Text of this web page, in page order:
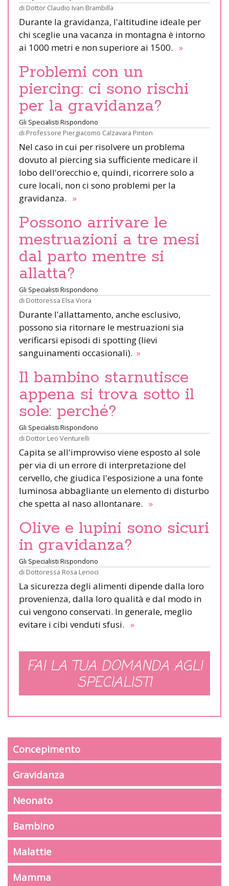
di Dottor Claudio Ivan Brambilla
Durante la gravidanza, l'altitudine ideale per
chi sceglie una vacanza in montagna è intorno
ai 1000 metri e non superiore ai 1500. »
Problemi con un
piercing: ci sono rischi
per la gravidanza?
Gli Specialisti Rispondono
di Professore Piergiacomo Calzavara Pinton
Nel caso in cui per risolvere un problema
dovuto al piercing sia sufficiente medicare il
lobo dell'orecchio e, quindi, ricorrere solo a
cure locali, non ci sono problemi per la
gravidanza. »
Possono arrivare le
mestruazioni a tre mesi
dal parto mentre si
allatta?
Gli Specialisti Rispondono
di Dottoressa Elsa Viora
Durante l'allattamento, anche esclusivo,
possono sia ritornare le mestruazioni sia
verificarsi episodi di spotting (lievi
sanguinamenti occasionali). »
Il bambino starnutisce
appena si trova sotto il
sole: perché?
Gli Specialisti Rispondono
di Dottor Leo Venturelli
Capita se all'improvviso viene esposto al sole
per via di un errore di interpretazione del
cervello, che giudica l'esposizione a una fonte
luminosa abbagliante un elemento di disturbo
che spetta al naso allontanare. »
Olive e lupini sono sicuri
in gravidanza?
Gli Specialisti Rispondono
di Dottoressa Rosa Lenoci
La sicurezza degli alimenti dipende dalla loro
provenienza, dalla loro qualità e dal modo in
cui vengono conservati. In generale, meglio
evitare i cibi venduti sfusi. »
FAI LA TUA DOMANDA AGLI
SPECIALISTI
Concepimento
Gravidanza
Neonato
Bambino
Malattie
Mamma